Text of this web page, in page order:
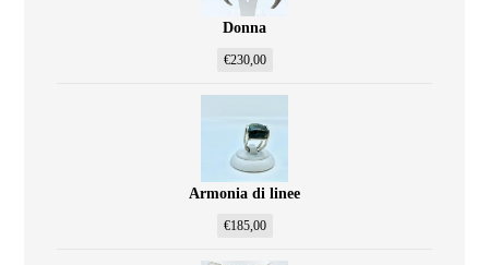
Donna
€230,00
Armonia di linee
€185,00